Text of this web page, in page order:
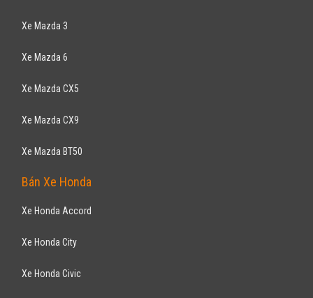
Xe Mazda 3
Xe Mazda 6
Xe Mazda CX5
Xe Mazda CX9
Xe Mazda BT50
Bán Xe Honda
Xe Honda Accord
Xe Honda City
Xe Honda Civic